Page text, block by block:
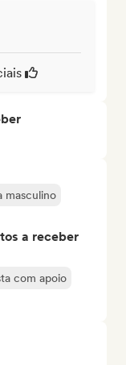
masculino
a receber
com apoio